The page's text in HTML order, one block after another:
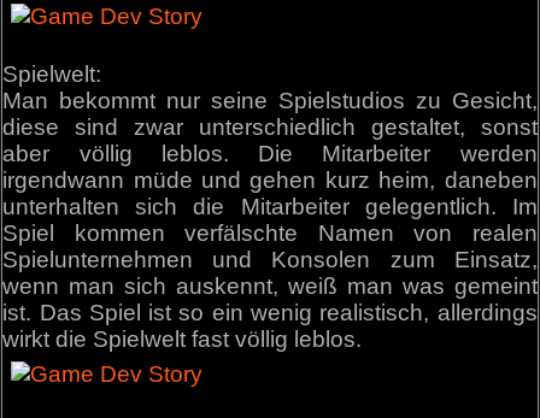
Spielwelt:
Man bekommt nur seine Spielstudios zu Gesicht,
diese sind zwar unterschiedlich gestaltet, sonst
aber völlig leblos. Die Mitarbeiter werden
irgendwann müde und gehen kurz heim, daneben
unterhalten sich die Mitarbeiter gelegentlich. Im
Spiel kommen verfälschte Namen von realen
Spielunternehmen und Konsolen zum Einsatz,
wenn man sich auskennt, weiß man was gemeint
ist. Das Spiel ist so ein wenig realistisch, allerdings
wirkt die Spielwelt fast völlig leblos.